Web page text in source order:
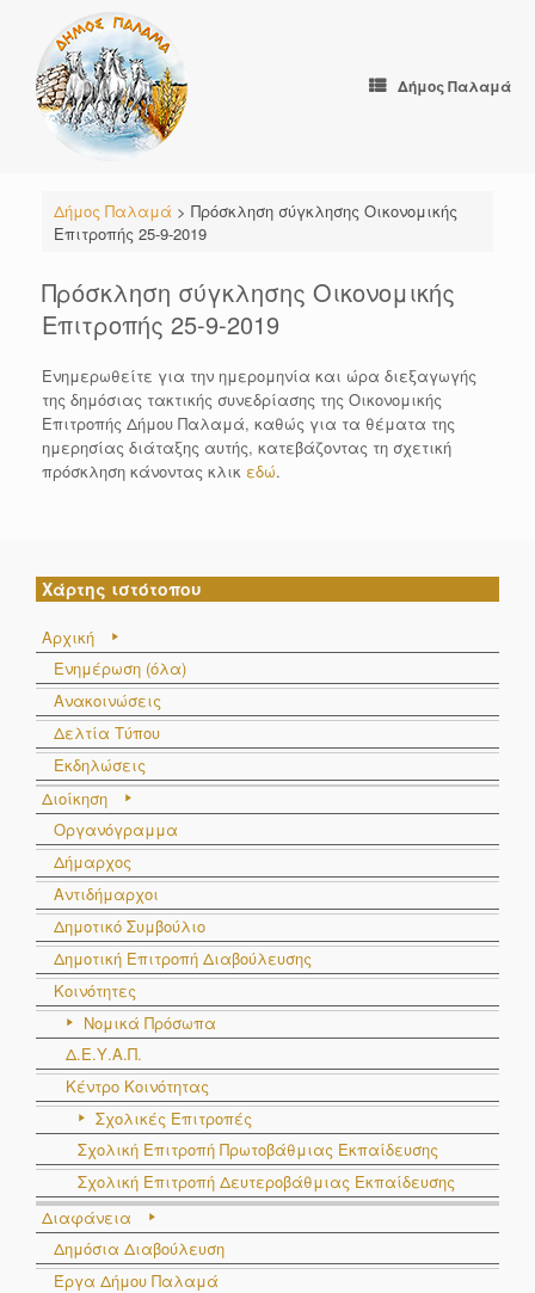
content
Δήμος Παλαμά
Δήμος Παλαμά > Πρόσκληση σύγκλησης Οικονομικής
Επιτροπής 25-9-2019
Πρόσκληση σύγκλησης Οικονομικής
Επιτροπής 25-9-2019
Ενημερωθείτε για την ημερομηνία και ώρα διεξαγωγής
της δημόσιας τακτικής συνεδρίασης της Οικονομικής
Επιτροπής Δήμου Παλαμά, καθώς για τα θέματα της
ημερησίας διάταξης αυτής, κατεβάζοντας τη σχετική
πρόσκληση κάνοντας κλικ εδώ.
Χάρτης ιστότοπου
Αρχική
Ενημέρωση (όλα)
Ανακοινώσεις
Δελτία Τύπου
Εκδηλώσεις
Διοίκηση
Οργανόγραμμα
Δήμαρχος
Αντιδήμαρχοι
Δημοτικό Συμβούλιο
Δημοτική Επιτροπή Διαβούλευσης
Κοινότητες
Νομικά Πρόσωπα
Δ.Ε.Υ.Α.Π.
Κέντρο Κοινότητας
Σχολικές Επιτροπές
Σχολική Επιτροπή Πρωτοβάθμιας Εκπαίδευσης
Σχολική Επιτροπή Δευτεροβάθμιας Εκπαίδευσης
Διαφάνεια
Δημόσια Διαβούλευση
Έργα Δήμου Παλαμά